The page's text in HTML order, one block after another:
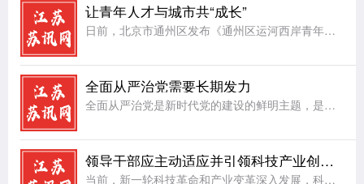
让青年人才与城市共“成长”
日前，北京市通州区发布《通州区运河西岸青年人才活力街区建设方案》，按照北京市青年人才活力街区建设总体布局，坚持需求导向，聚焦低成本创业、便利化安居、常态化交流、品质化休闲等方面，精准布局服务场景。让城
全面从严治党需要长期发力
全面从严治党是新时代党的建设的鲜明主题，是党永葆生机活力、走好新的赶考之路的根本保障。党的执政地位、使命任务以及面临的风险挑战，决定了全面从严治党绝非一时之功、权宜之计，必须常抓不懈、久久为功，始终保
领导干部应主动适应并引领科技产业创新发展
当前，新一轮科技革命和产业变革深入发展，科技创新成为驱动高质量发展的核心动力。面对科技产业迭代加速、业态不断出新的新形势，广大领导干部必须主动转变观念、提升能力，既要积极适应发展潮流，更要主动担当作为